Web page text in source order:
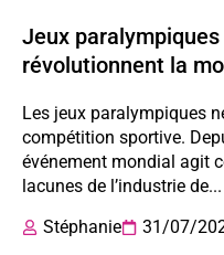
Jeux
révolutionnent la
Les jeux paralympiques
compétition sportive.
événement mondial agit
lacunes de l’industrie de...
Stéphanie
31/07/